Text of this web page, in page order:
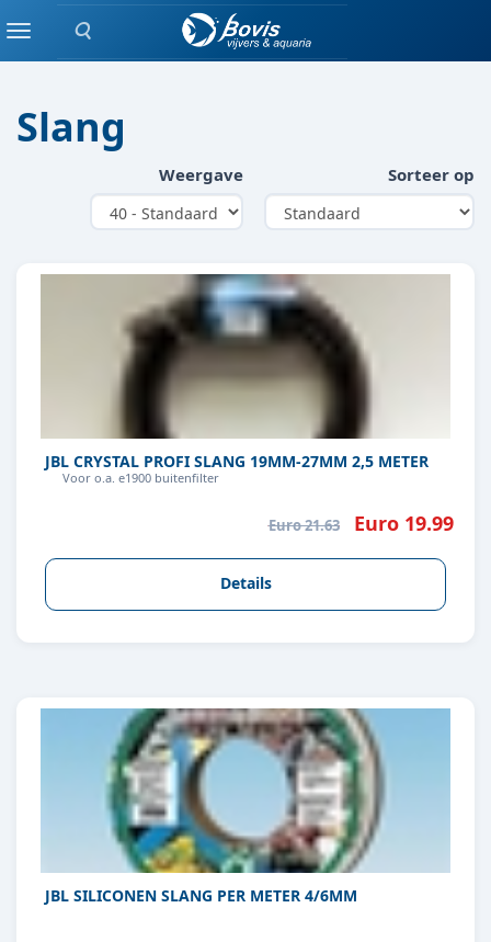
Zoeken
MenuFILTER / POMP
Slang
Weergave Sorteer op
JBL CRYSTAL PROFI SLANG 19MM-27MM 2,5 METER
Voor o.a. e1900 buitenfilter
Euro 21.63 Euro 19.99
Details
JBL SILICONEN SLANG PER METER 4/6MM